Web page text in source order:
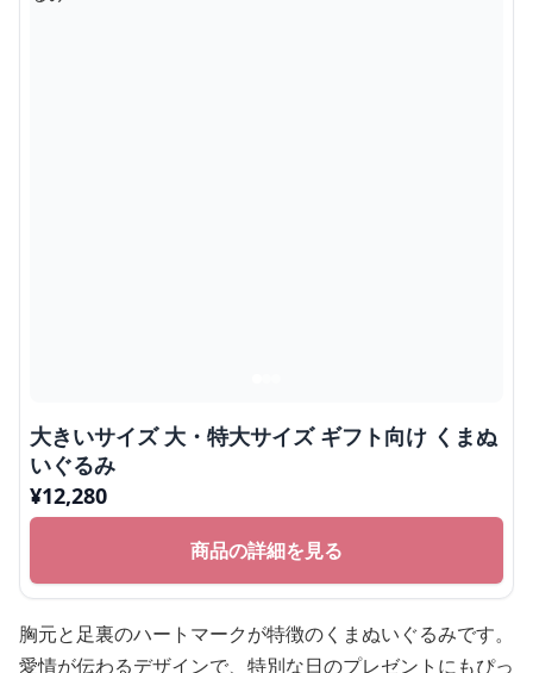
大きいサイズ 大・特大サイズ ギフト向け くまぬ
いぐるみ
¥12,280
商品の詳細を見る
胸元と足裏のハートマークが特徴のくまぬいぐるみです。
愛情が伝わるデザインで、特別な日のプレゼントにもぴっ